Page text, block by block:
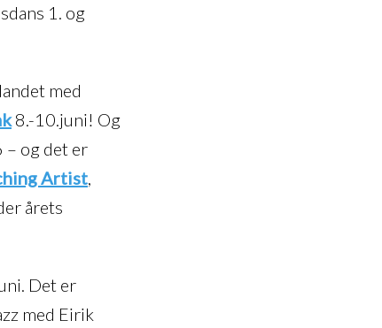
1. og
med
8.-10.juni! Og
– og det er
Artist
årets
Det er
med Eirik